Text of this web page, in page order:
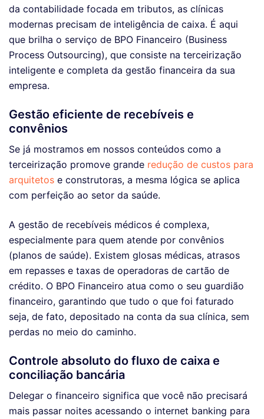
da contabilidade focada em tributos, as clínicas
modernas precisam de inteligência de caixa. É aqui
que brilha o serviço de BPO Financeiro (Business
Process Outsourcing), que consiste na terceirização
inteligente e completa da gestão financeira da sua
empresa.
Gestão eficiente de recebíveis e
convênios
Se já mostramos em nossos conteúdos como a
terceirização promove grande redução de custos para
arquitetos e construtoras, a mesma lógica se aplica
com perfeição ao setor da saúde.
A gestão de recebíveis médicos é complexa,
especialmente para quem atende por convênios
(planos de saúde). Existem glosas médicas, atrasos
em repasses e taxas de operadoras de cartão de
crédito. O BPO Financeiro atua como o seu guardião
financeiro, garantindo que tudo o que foi faturado
seja, de fato, depositado na conta da sua clínica, sem
perdas no meio do caminho.
Controle absoluto do fluxo de caixa e
conciliação bancária
Delegar o financeiro significa que você não precisará
mais passar noites acessando o internet banking para